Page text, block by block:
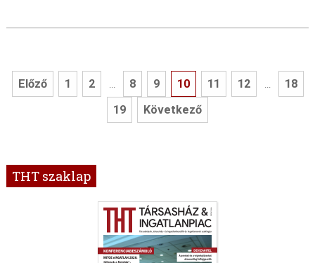
Előző 1 2 ... 8 9 10 11 12 ...
18
19
Következő
THT szaklap